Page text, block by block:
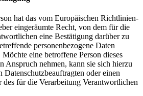
hat das vom Europäischen Richtlinien-
eingeräumte Recht, von dem für die
eine Bestätigung darüber zu
personenbezogene Daten
eine betroffene Person dieses
Anspruch nehmen, kann sie sich hierzu
Datenschutzbeauftragten oder einen
des für die Verarbeitung Verantwortlichen